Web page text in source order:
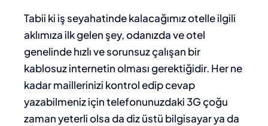
Tabii ki iş seyahatinde kalacağımız otelle ilgili
aklımıza ilk gelen şey, odanızda ve otel
genelinde hızlı ve sorunsuz çalışan bir
kablosuz internetin olması gerektiğidir. Her ne
kadar maillerinizi kontrol edip cevap
yazabilmeniz için telefonunuzdaki 3G çoğu
zaman yeterli olsa da diz üstü bilgisayar ya da